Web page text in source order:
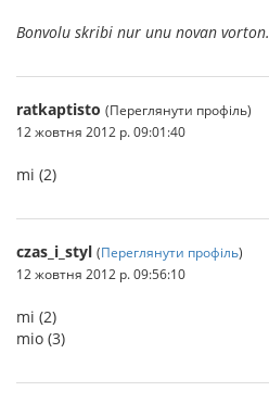
Bonvolu skribi nur unu novan vorton.
ratkaptisto (Переглянути профіль)
12 жовтня 2012 р. 09:01:40
mi (2)
czas_i_styl (Переглянути профіль)
12 жовтня 2012 р. 09:56:10
mi (2)
mio (3)